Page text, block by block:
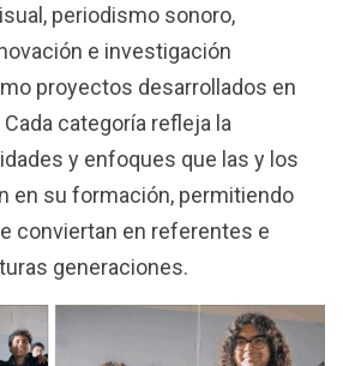
periodismo sonoro,
e investigación
proyectos desarrollados en
categoría refleja la
y enfoques que las y los
en su formación, permitiendo
conviertan en referentes e
generaciones.